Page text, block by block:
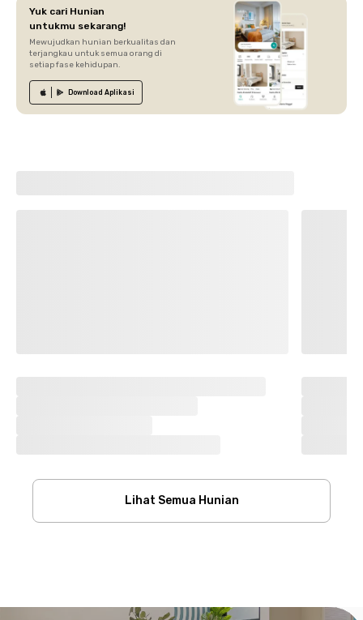
Yuk cari Hunian
untukmu sekarang!
Mewujudkan hunian berkualitas dan
terjangkau untuk semua orang di
setiap fase kehidupan.
Download Aplikasi
Lihat Semua Hunian